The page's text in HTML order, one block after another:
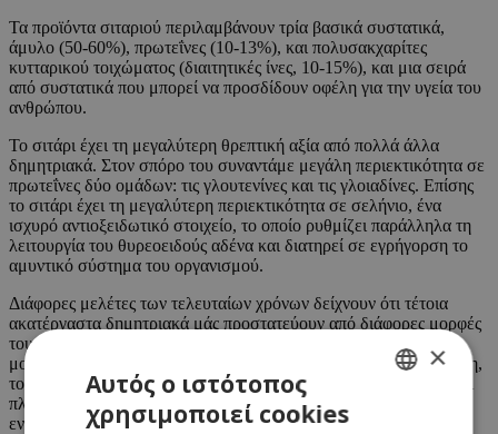
Τα προϊόντα σιταριού περιλαμβάνουν τρία βασικά συστατικά,
άμυλο (50-60%), πρωτεΐνες (10-13%), και πολυσακχαρίτες
κυτταρικού τοιχώματος (διαιτητικές ίνες, 10-15%), και μια σειρά
από συστατικά που μπορεί να προσδίδουν οφέλη για την υγεία του
ανθρώπου.
Το σιτάρι έχει τη μεγαλύτερη θρεπτική αξία από πολλά άλλα
δημητριακά. Στον σπόρο του συναντάμε μεγάλη περιεκτικότητα σε
πρωτεΐνες δύο ομάδων: τις γλουτενίνες και τις γλοιαδίνες. Επίσης
το σιτάρι έχει τη μεγαλύτερη περιεκτικότητα σε σελήνιο, ένα
ισχυρό αντιοξειδωτικό στοιχείο, το οποίο ρυθμίζει παράλληλα τη
λειτουργία του θυρεοειδούς αδένα και διατηρεί σε εγρήγορση το
αμυντικό σύστημα του οργανισμού.
Διάφορες μελέτες των τελευταίων χρόνων δείχνουν ότι τέτοια
ακατέργαστα δημητριακά μάς προστατεύουν από διάφορες μορφές
του διαβήτη, από καρδιακές νόσους, ακόμα και από διάφορες
μορφές καρκίνου. Στα ακατέργαστα δημητριακά ανήκουν η βρόμη,
το κριθάρι, το αναποφλοίωτο ρύζι, το κινόα και το πλιγούρι. Είναι
πλούσια σε φυτικές ίνες και μέταλλα και θα πρέπει να
ενσωματώνονται σε κάθε ισορροπημένη διατροφή.
×
Αυτός ο ιστότοπος
χρησιμοποιεί cookies